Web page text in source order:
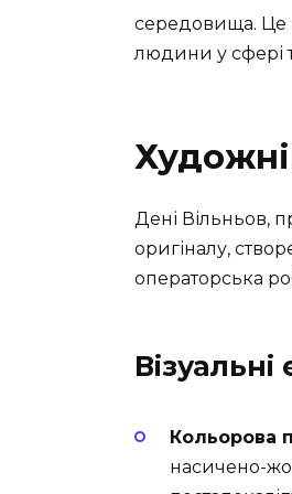
середовища. Це
людини у сфері
Дені Вільньов,
оригіналу,
операторська
Кольорова
насичено-